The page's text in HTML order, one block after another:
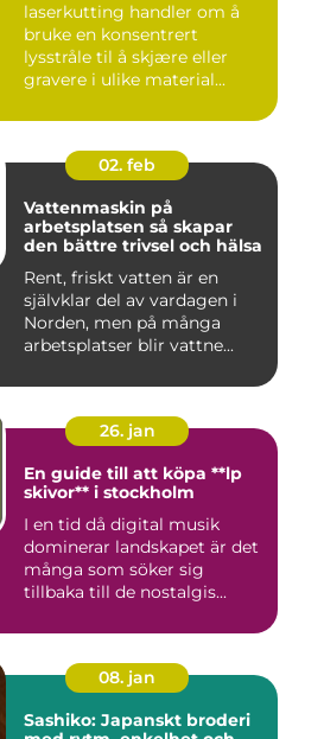
laserkutting handler om å
bruke en konsentrert
lysstråle til å skjære eller
gravere i ulike material...
02. feb
Vattenmaskin på
arbetsplatsen så skapar
den bättre trivsel och hälsa
Rent, friskt vatten är en
självklar del av vardagen i
Norden, men på många
arbetsplatser blir vattne...
26. jan
En guide till att köpa **lp
skivor** i stockholm
I en tid då digital musik
dominerar landskapet är det
många som söker sig
tillbaka till de nostalgis...
08. jan
Sashiko: Japanskt broderi